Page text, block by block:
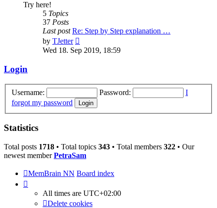
Try here!
5 Topics
37 Posts
Last post Re: Step by Step explanation …
by TJetter
the
latest
Wed 18. Sep 2019, 18:59
Login
Username: Password:
I
forgot my password
Statistics
Total posts 1718 • Total topics 343 • Total members 322 • Our
newest memberPetraSam
MemBrain NN Board index
All times are UTC+02:00
Delete cookies